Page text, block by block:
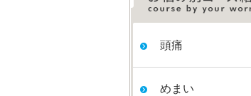
頭痛
めまい